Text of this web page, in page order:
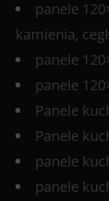
panele
kamienia,
panele
panele
Panele
Panele
panele
panele